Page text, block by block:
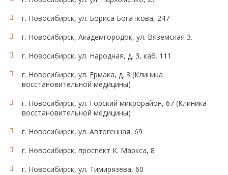
г. Новосибирск, ул. Бориса Богаткова, 247
г. Новосибирск, Академгородок, ул. Вяземская 3.
г. Новосибирск, ул. Народная, д. 3, каб. 111
г. Новосибирск, ул. Ермака, д. 3 (Клиника
восстановительной медицины)
г. Новосибирск, ул. Горский микрорайон, 67 (Клиника
восстановительной медицины)
г. Новосибирск, ул. Автогенная, 69
г. Новосибирск, проспект К. Маркса, 8
г. Новосибирск, ул. Тимирязева, 60